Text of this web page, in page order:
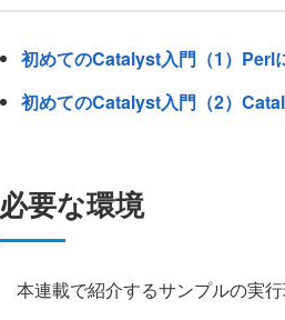
初めてのCatalyst入門（1）Perl
初めてのCatalyst入門（2）
必要な環境
本連載で紹介するサンプルの実行